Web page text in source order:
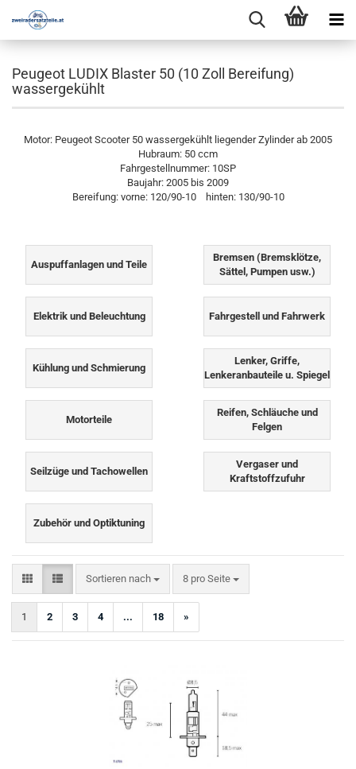
Peugeot LUDIX Blaster 50 (10 Zoll Bereifung)
wassergekühlt
Motor: Peugeot Scooter 50 wassergekühlt liegender Zylinder ab 2005
Hubraum: 50 ccm
Fahrgestellnummer: 10SP
Baujahr: 2005 bis 2009
Bereifung: vorne: 120/90-10 hinten: 130/90-10
Auspuffanlagen und Teile
Bremsen (Bremsklötze,
Sättel, Pumpen usw.)
Elektrik und Beleuchtung Fahrgestell und Fahrwerk
Kühlung und Schmierung
Lenker, Griffe,
Lenkeranbauteile u. Spiegel
Motorteile
Reifen, Schläuche und
Felgen
Seilzüge und Tachowellen
Vergaser und
Kraftstoffzufuhr
Zubehör und Optiktuning
Sortieren nach
Sortieren nach 8 pro Seite
pro Seite
1 2 3 4 ... 18 »